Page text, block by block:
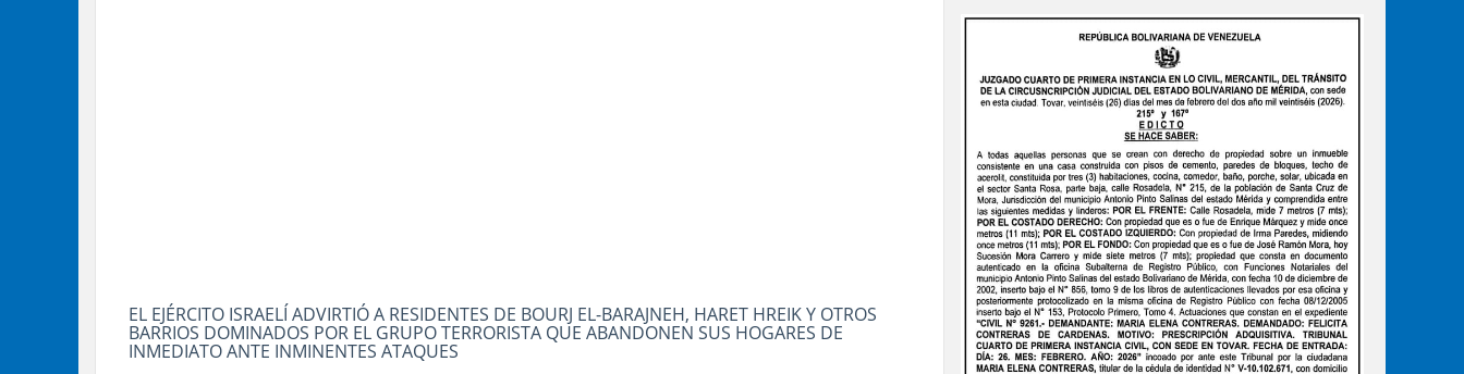
EL EJÉRCITO ISRAELÍ ADVIRTIÓ A RESIDENTES DE BOURJ EL-BARAJNEH, HARET HREIK Y OTROS
BARRIOS DOMINADOS POR EL GRUPO TERRORISTA QUE ABANDONEN SUS HOGARES DE
INMEDIATO ANTE INMINENTES ATAQUES